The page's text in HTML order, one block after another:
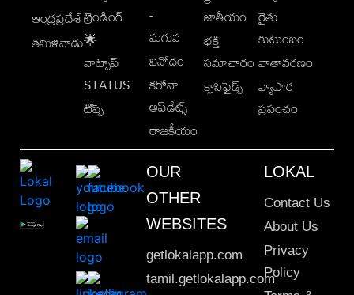
ఆంధ్రప్రదేశ్
తమిళనాడు
ట్రెండింగ్
🌟
వాట్సాప్
STATUS
టిప్స్
-
మగువ
వినోదం
కరోనా
అప్‌డేట్స్
రాజకీయం
జాతీయం
భక్తి
సమాచారం
క్లాసిఫైడ్స్
రైతు
కుటుంబం
వాతావరణం
వ్యాపార
ప్రపంచం
OUR
OTHER
WEBSITES
getlokalapp.com
tamil.getlokalapp.com
LOKAL
Contact Us
About Us
Privacy
Policy